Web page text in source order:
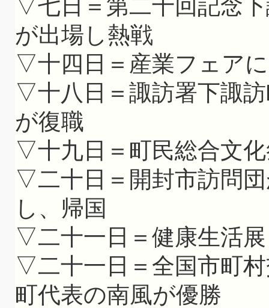
▽七日＝第二十回記念
が出場し熱戦
▽十四日＝産業フェア
▽十八日＝諏訪署下諏
が復職
▽十九日＝町民総合文
▽二十日＝開封市訪問
し、帰国
▽二十一日＝健康生活
▽二十一日＝全国市町
町代表の南風が優勝